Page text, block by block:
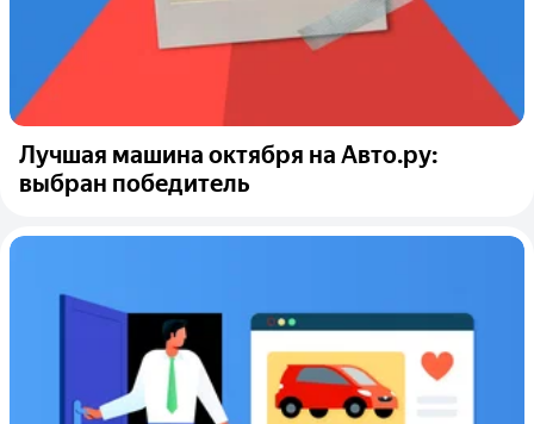
Лучшая машина октября на Авто.ру:
выбран победитель